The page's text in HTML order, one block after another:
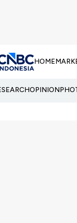
HOME
OPINION